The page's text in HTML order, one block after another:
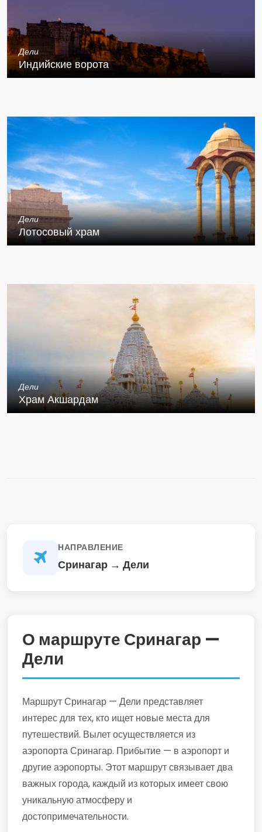
Дели
Индийские ворота
Дели
Лотосовый храм
Дели
Храм Акшардам
НАПРАВЛЕНИЕ
Сринагар → Дели
О маршруте Сринагар —
Дели
Маршрут Сринагар — Дели представляет
интерес для тех, кто ищет новые места для
путешествий. Вылет осуществляется из
аэропорта Сринагар. Прибытие — в аэропорт и
другие аэропорты. Этот маршрут связывает два
важных города, каждый из которых имеет свою
уникальную атмосферу и
достопримечательности.